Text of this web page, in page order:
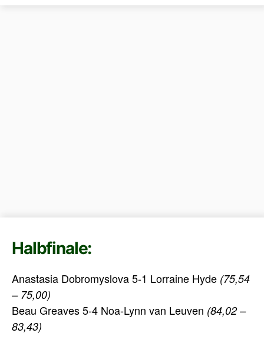
Halbfinale:
Anastasia Dobromyslova 5-1 Lorraine Hyde (75,54
– 75,00)
Beau Greaves 5-4 Noa-Lynn van Leuven (84,02 –
83,43)